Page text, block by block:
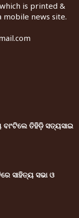
is printed &
mobile news site.
ତିହିଡି଼ ସତ୍ୟସାଇ
ସାହିତ୍ୟ ସଭା ଓ